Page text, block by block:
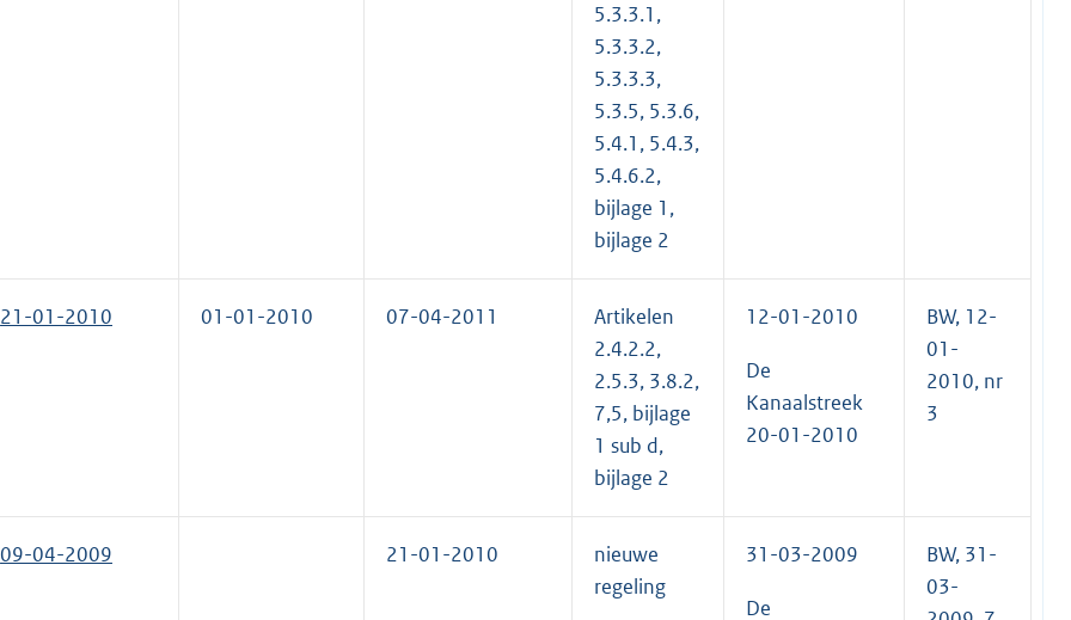
5.3.3.1,
5.3.3.2,
5.3.3.3,
5.3.5, 5.3.6,
5.4.1, 5.4.3,
5.4.6.2,
bijlage 1,
bijlage 2
21-01-2010 01-01-2010 07-04-2011
Artikelen
2.4.2.2,
2.5.3, 3.8.2,
7,5, bijlage
1 sub d,
bijlage 2
12-01-2010
De
Kanaalstreek
20-01-2010
BW, 12-
01-
2010, nr
3
09-04-2009 21-01-2010
nieuwe
regeling
31-03-2009
De
BW, 31-
03-